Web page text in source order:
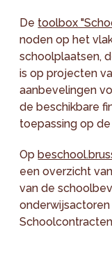
De toolbox
noden op het
schoolplaatsen,
is op projecten
aanbevelingen
de beschikbare
toepassing op
Op
een overzicht
van de